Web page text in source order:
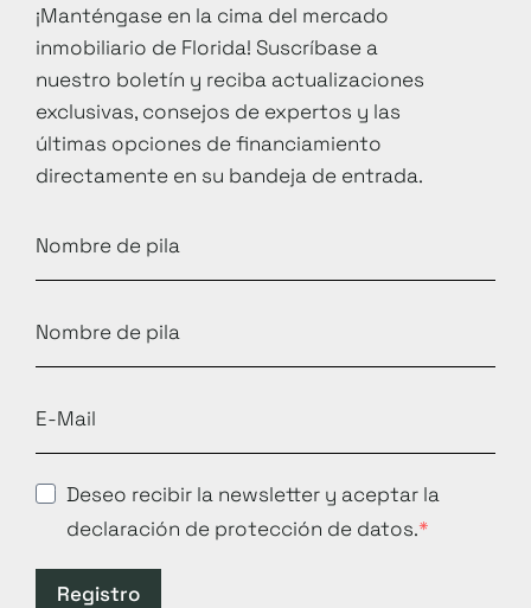
¡Manténgase en la cima del mercado
inmobiliario de Florida! Suscríbase a
nuestro boletín y reciba actualizaciones
exclusivas, consejos de expertos y las
últimas opciones de financiamiento
directamente en su bandeja de entrada.
Deseo recibir la newsletter y aceptar la
declaración de protección de datos.
Registro